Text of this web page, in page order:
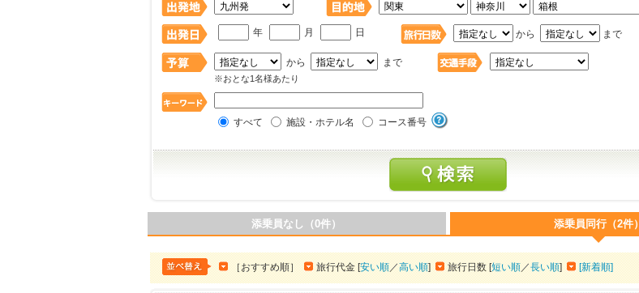
年 月 日 から まで
から まで
※おとな1名様あたり
すべて 施設・ホテル名 コース番号
添乗員なし（0件） 添乗員同行（2件）
［おすすめ順］ 旅行代金 [安い順／高い順] 旅行日数 [短い順／長い順] [新着順]